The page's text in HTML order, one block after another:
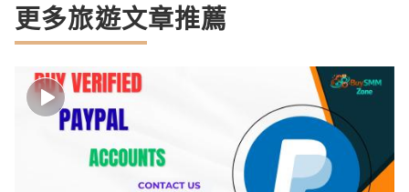
更多旅遊文章推薦